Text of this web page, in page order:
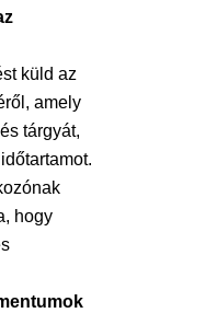
küld az
amely
tárgyát,
hogy